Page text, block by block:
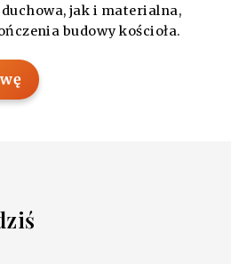
jak i materialna,
budowy kościoła.